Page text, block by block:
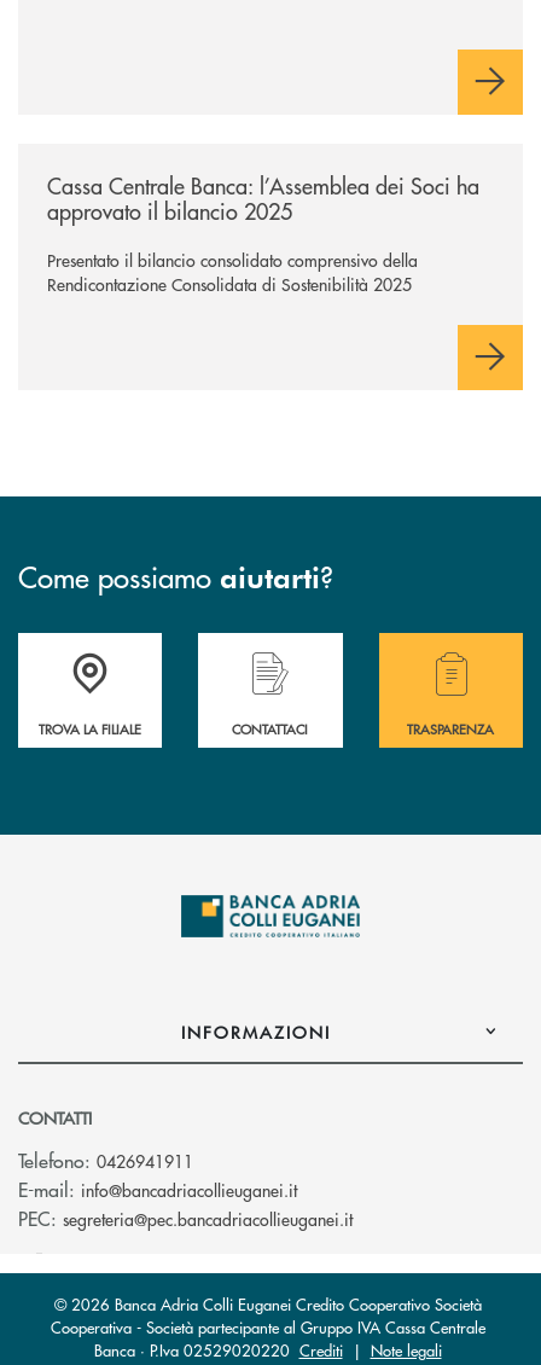
Cassa Centrale Banca: l’Assemblea dei Soci ha
approvato il bilancio 2025
Presentato il bilancio consolidato comprensivo della
Rendicontazione Consolidata di Sostenibilità 2025
Come possiamo aiutarti?
Accedi all' elenco completo delle filiali .
TROVA LA FILIALE
Hai bisogno di assistenza immediata?
CONTATTACI
Hai bisogno di
TRASPARENZA
INFORMAZIONI
CONTATTI
Telefono: 0426941911
E-mail: info@bancadriacollieuganei.it(si apre l’app di posta
PEC: segreteria@pec.bancadriacollieuganei.it(si apre l’app di
© 2026 Banca Adria Colli Euganei Credito Cooperativo Società
Cooperativa - Società partecipante al Gruppo IVA Cassa Centrale
Banca · P.Iva 02529020220 Crediti| Note legali